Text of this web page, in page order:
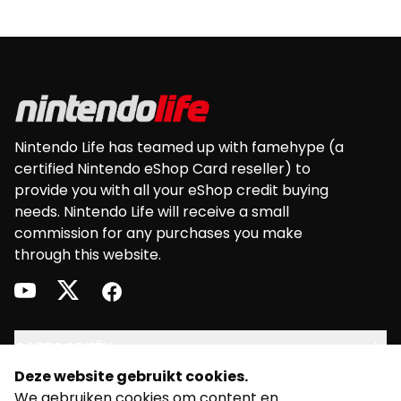
Switch en op de Europese versie van een:
Nintendo 3DS XL • Wii U
Deze website gebruikt cookies.
Nintendo Life has teamed up with famehype (a
certified Nintendo eShop Card reseller) to
provide you with all your eShop credit buying
needs. Nintendo Life will receive a small
commission for any purchases you make
through this website.
youtubetwitterfacebook
JURIDISCH